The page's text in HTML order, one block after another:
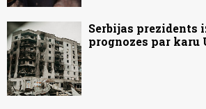
Serbijas prezidents
prognozes par karu